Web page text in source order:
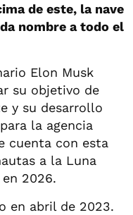
de este, la nave
nombre a todo el
Elon Musk
su objetivo de
y su desarrollo
la agencia
cuenta con esta
a la Luna
2026.
en abril de 2023.